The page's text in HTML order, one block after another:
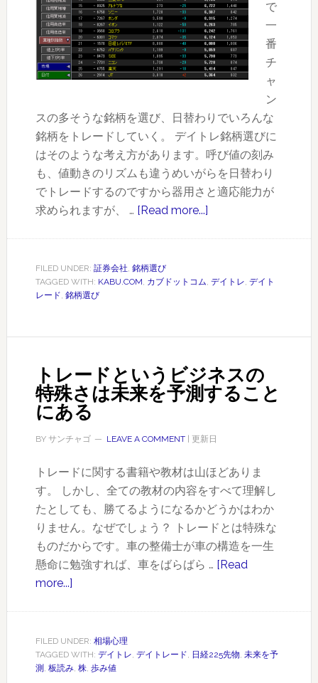
で
一
番
チ
ャ
ン
スの多そうな銘柄を選び、日替わりでいろんな
銘柄をトレードしていく。 デイトレ銘柄選びに
はそのような考え方があります。呼び値の刻み
も、値動きのリズムも違うめいがらを日替わり
でトレードするのですから器用さと適応能力が
求められますが、 … [Read more...]
タ
な
イ
ト
銘
選
び
～
カ
ブ
ド
の
FILED UNDER: 証券会社, 銘柄選び
TAGGED WITH: KABU.COM, カブドットコム, デイトレ, デイト
レード, 銘柄選び
トレードというビジネスの
特殊さは未来を予測すること
にある
BY サンチャゴ LEAVE A COMMENT| 更新日
トレードに関する書籍や教材は山ほどありま
す。 しかし、全ての教材の内容をすべて理解し
たとしても、勝てるようになるかどうかはわか
りません。なぜでしょう？ トレードとは特殊な
ものだからです。車の整備士が車の構造を一生
懸命に勉強すれば、車をばらばら … [Read
more...]
ー
ド
と
FILED UNDER: 相場心理
TAGGED WITH: デイトレ, デイトレード, 日経225先物, 未来を予
測 , 板読み, 株, 歩み値